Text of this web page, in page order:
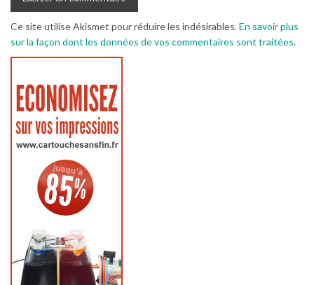
Ce site utilise Akismet pour réduire les indésirables.En savoir plus
sur la façon dont les données de vos commentaires sont traitées.